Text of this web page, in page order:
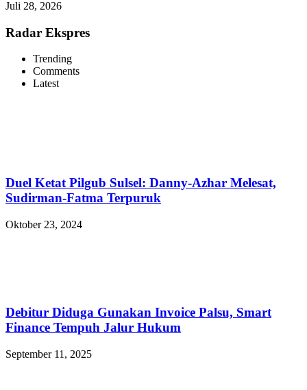
Juli 28, 2026
Radar Ekspres
Trending
Comments
Latest
Duel Ketat Pilgub Sulsel: Danny-Azhar Melesat,
Sudirman-Fatma Terpuruk
Oktober 23, 2024
Debitur Diduga Gunakan Invoice Palsu, Smart
Finance Tempuh Jalur Hukum
September 11, 2025